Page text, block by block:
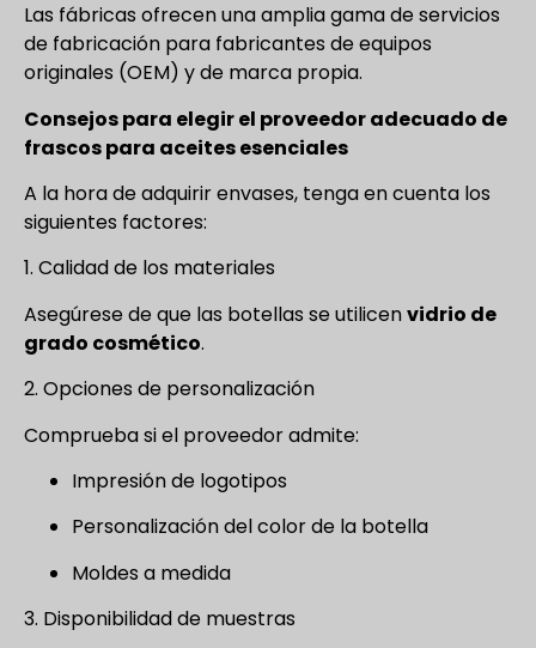
Las fábricas ofrecen una amplia gama de servicios
de fabricación para fabricantes de equipos
originales (OEM) y de marca propia.
Consejos para elegir el proveedor adecuado de
frascos para aceites esenciales
A la hora de adquirir envases, tenga en cuenta los
siguientes factores:
1. Calidad de los materiales
Asegúrese de que las botellas se utilicenvidrio de
grado cosmético.
2. Opciones de personalización
Comprueba si el proveedor admite:
Impresión de logotipos
Personalización del color de la botella
Moldes a medida
3. Disponibilidad de muestras